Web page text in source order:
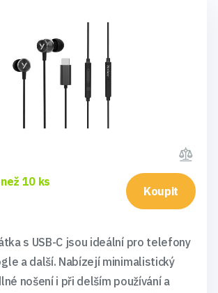
10 ks
Koupit
s USB-C jsou ideální pro telefony
a další. Nabízejí minimalistický
nošení i při delším používání a